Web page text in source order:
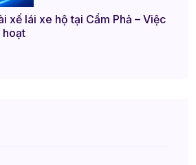
xế lái xe hộ tại Cẩm Phả – Việc
hoạt